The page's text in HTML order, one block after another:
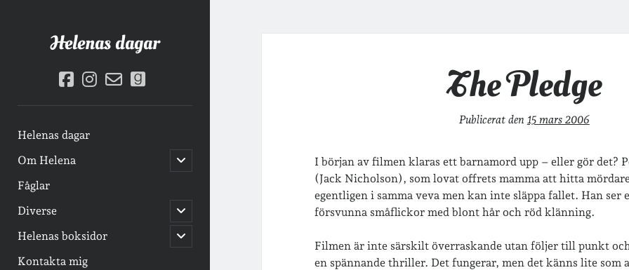
Helenas dagar
facebook
instagram
email-goodreads
Helenas dagar
Om Helena
öppna
undermeny
Fåglar
Diverse
öppna
undermeny
Helenas boksidor
öppna
undermeny
Kontakta mig
The Pledge
Publicerat den 15 mars 2006
I början av filmen klaras ett barnamord upp – eller gör det?
(Jack Nicholson), som lovat offrets mamma att hitta
egentligen i samma veva men kan inte släppa fallet. Han ser
försvunna småflickor med blont hår och röd klänning.
Filmen är inte särskilt överraskande utan följer till punkt
en spännande thriller. Det fungerar, men det känns lite som